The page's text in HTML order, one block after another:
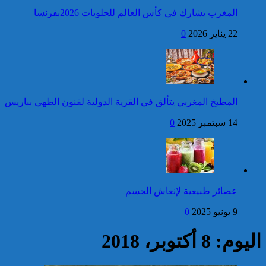
جلالة الملك يهنئ رئيس
جمهورية البنين بذكرى
استقلال بلاده
فتح بحث للتحقق من الأفعال
الإجرامية المنسوبة لأربع وعشرين
شخصا للاشتباه في تورطهم في
الامتناع عن القيام بعمل من أعمال
وظيفتهم بغرض الارتشاء
واستغلال النفوذ
إحصائيات مكافحة الجريمة ..
استمرار ارتفاع معدل الزجر
بالعنف
كاريكاتير
المغرب يشارك في كأس العالم للحلويات 2026بفرنسا
22 يناير 2026 0
المطبخ المغربي يتألق في القرية الدولية لفنون الطهي بباريس
14 سبتمبر 2025 0
عصائر طبيعية لإنعاش الجسم
9 يونيو 2025 0
اليوم: 8 أكتوبر، 2018